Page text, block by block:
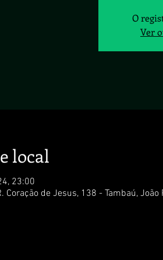
O
Ver
local
23:00
Coração de Jesus, 138 - Tambaú,